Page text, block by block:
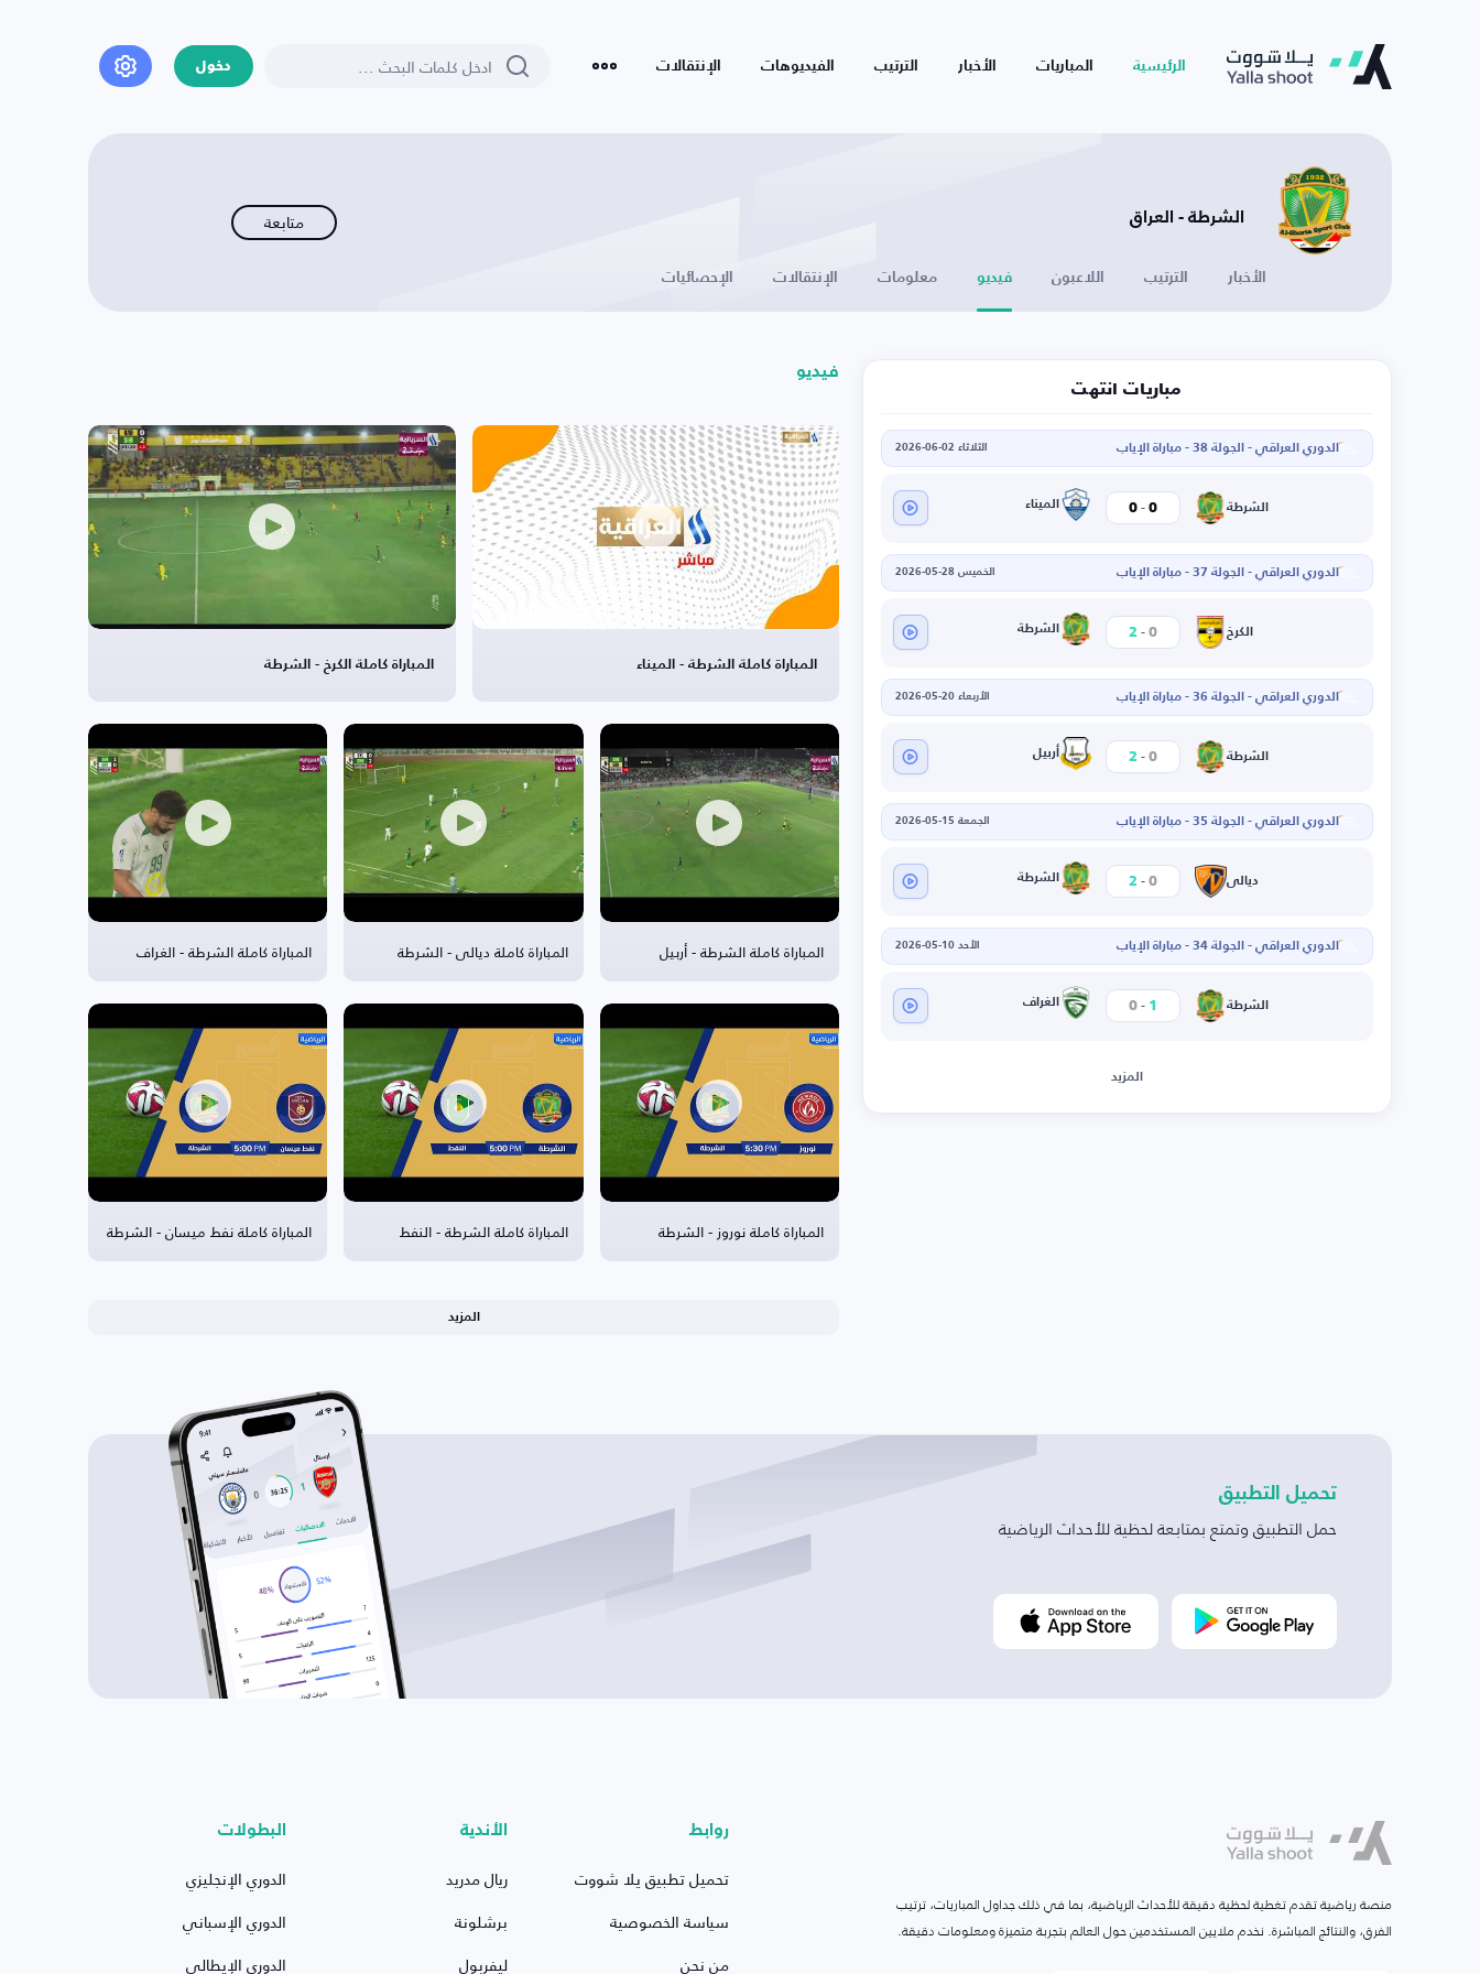
الرئيسية المباريات الأخبار الترتيب الفيديوهات الإنتقالات دخول
الشرطة - العراق متابعة
الأخبار الترتيب اللاعبون فيديو معلومات الإنتقالات الإحصائيات
مباريات انتهت
الدوري العراقي - الجولة 38 - مباراة الإياب الثلاثاء 02-06-2026
الشرطة 0
-
0 الميناء
الدوري العراقي - الجولة 37 - مباراة الإياب الخميس 28-05-2026
الكرخ 0
-
2 الشرطة
الدوري العراقي - الجولة 36 - مباراة الإياب الأربعاء 20-05-2026
الشرطة 0
-
2 أربيل
الدوري العراقي - الجولة 35 - مباراة الإياب الجمعة 15-05-2026
ديالى 0
-
2 الشرطة
الدوري العراقي - الجولة 34 - مباراة الإياب الأحد 10-05-2026
الشرطة 1
-
0 الغراف
المزيد
فيديو
المباراة كاملة الشرطة - الميناء المباراة كاملة الكرخ - الشرطة
المباراة كاملة الشرطة - أربيل المباراة كاملة ديالى - الشرطة المباراة كاملة الشرطة - الغراف
المباراة كاملة نوروز - الشرطة المباراة كاملة الشرطة - النفط المباراة كاملة نفط ميسان - الشرطة
المزيد
تحميل التطبيق
حمل التطبيق وتمتع بمتابعة لحظية للأحداث الرياضية
منصة رياضية تقدم تغطية لحظية دقيقة للأحداث الرياضية، بما في ذلك جداول المباريات، ترتيب
الفرق، والنتائج المباشرة. نخدم ملايين المستخدمين حول العالم بتجربة متميزة ومعلومات دقيقة.
روابط
تحميل تطبيق يلا شووت
سياسة الخصوصية
من نحن
الأندية
ريال مدريد
برشلونة
ليفربول
البطولات
الدوري الإنجليزي
الدوري الإسباني
الدوري الإيطالي